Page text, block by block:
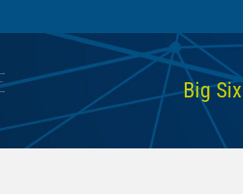
Big Six